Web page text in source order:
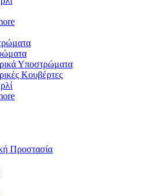
Υποστρώματα
Κουβέρτες
Προστασία